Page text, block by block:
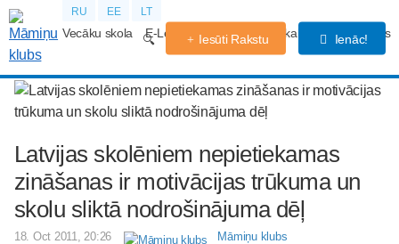
RU EE LT
Vecāku skola E-Lekcijas Grūtniecības kalendārs Forums
Iesūti Rakstu Ienāc!
Latvijas skolēniem nepietiekamas
zināšanas ir motivācijas trūkuma un
skolu sliktā nodrošinājuma dēļ
18. Oct 2011, 20:26 Māmiņu klubs